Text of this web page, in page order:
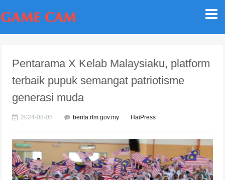
Pentarama X Kelab Malaysiaku, platform
terbaik pupuk semangat patriotisme
generasi muda
2024-08-05 berita.rtm.gov.my HaiPress